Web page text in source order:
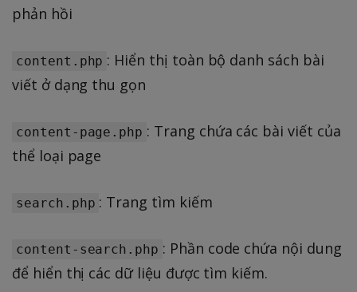
phản hồi
content.php : Hiển thị toàn bộ danh sách bài
viết ở dạng thu gọn
content-page.php : Trang chứa các bài viết của
thể loại page
search.php : Trang tìm kiếm
content-search.php : Phần code chứa nội dung
để hiển thị các dữ liệu được tìm kiếm.